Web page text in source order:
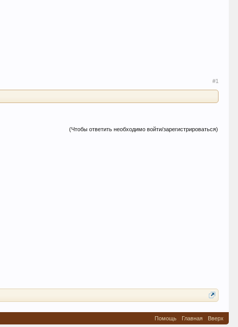
#1
(Чтобы ответить необходимо войти/зарегистрироваться)
Помощь Главная Вверх